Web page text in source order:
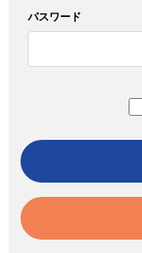
パスワード